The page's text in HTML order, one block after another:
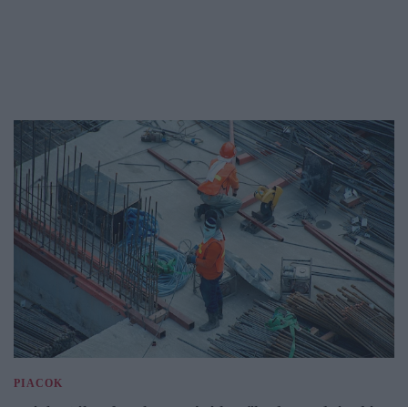
PIACOK